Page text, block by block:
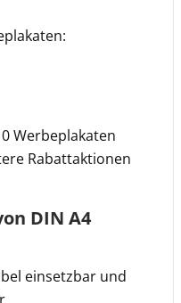
Werbeplakaten
Rabattaktionen
DIN A4
einsetzbar und